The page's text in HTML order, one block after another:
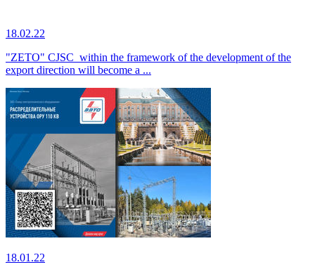
18.02.22
"ZETO" CJSC within the framework of the development of the
export direction will become a ...
18.01.22